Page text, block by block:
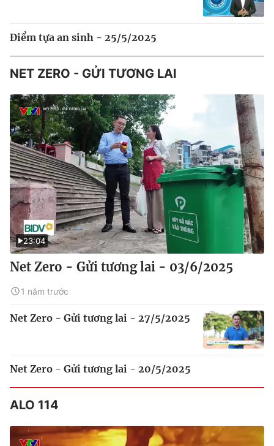
Điểm tựa an sinh - 25/5/2025
NET ZERO - GỬI TƯƠNG LAI
23:04
Net Zero - Gửi tương lai - 03/6/2025
1 năm trước
Net Zero - Gửi tương lai - 27/5/2025
Net Zero - Gửi tương lai - 20/5/2025
ALO 114